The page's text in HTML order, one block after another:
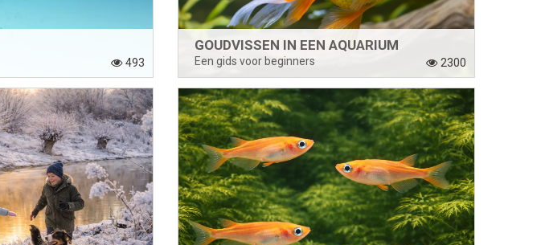
493
GOUDVISSEN IN EEN AQUARIUM
Een gids voor beginners 2300